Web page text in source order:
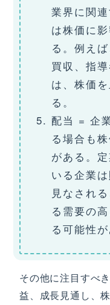
業界に関
は株価に
る。例え
買収、指
は、株価
る。
配当 = 企
る場合も
がある。
いる企業
見なされ
る需要の
る可能性が
その他に注目すべ
益、成長見通し、